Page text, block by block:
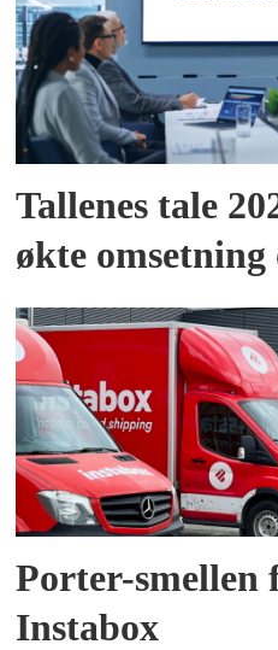
Tallenes tale
økte
Porter-smellen
Instabox